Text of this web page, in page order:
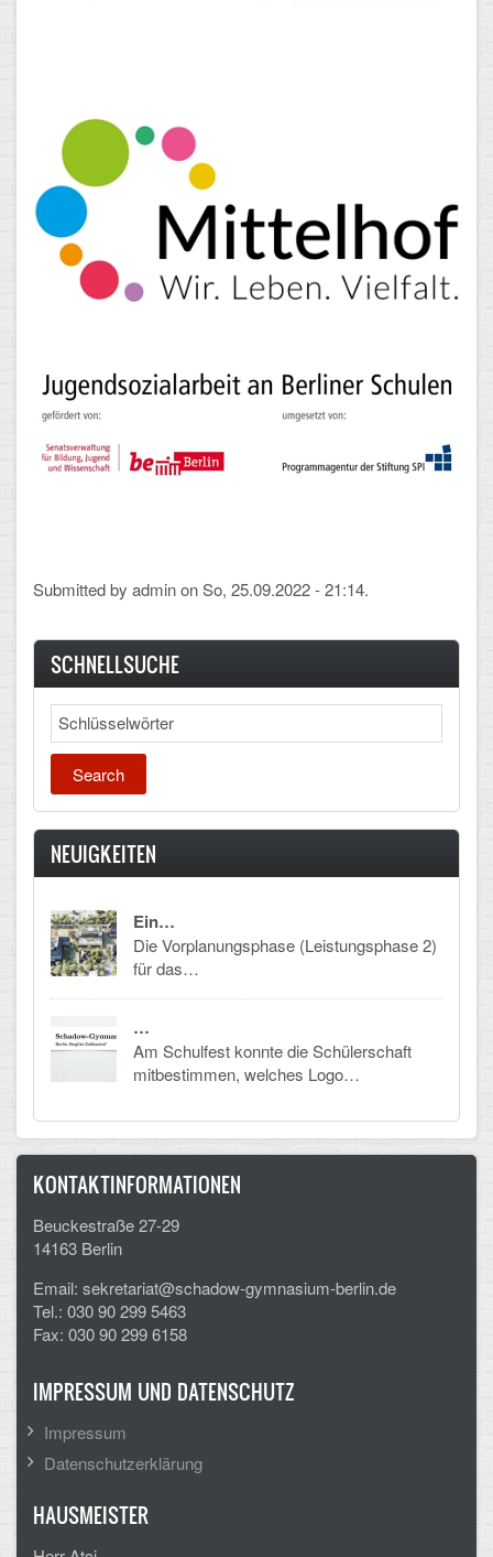
Submitted by adminon So, 25.09.2022 - 21:14.
SCHNELLSUCHE
Search
NEUIGKEITEN
Ein…
Die Vorplanungsphase (Leistungsphase 2)
für das…
…
Am Schulfest konnte die Schülerschaft
mitbestimmen, welches Logo…
KONTAKTINFORMATIONEN
Beuckestraße 27-29
14163 Berlin
Email: sekretariat@schadow-gymnasium-berlin.de
Tel.: 030 90 299 5463
Fax: 030 90 299 6158
IMPRESSUM UND DATENSCHUTZ
Impressum
Datenschutzerklärung
HAUSMEISTER